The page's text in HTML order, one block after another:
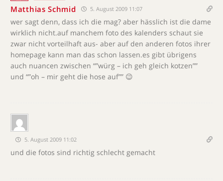
Matthias Schmid 5. August 2009 11:07
wer sagt denn, dass ich die mag? aber hässlich ist die dame
wirklich nicht.auf manchem foto des kalenders schaut sie
zwar nicht vorteilhaft aus- aber auf den anderen fotos ihrer
homepage kann man das schon lassen.es gibt übrigens
auch nuancen zwischen “”würg – ich geh gleich kotzen””
und “”oh – mir geht die hose auf”” 😉
5. August 2009 11:02
und die fotos sind richtig schlecht gemacht